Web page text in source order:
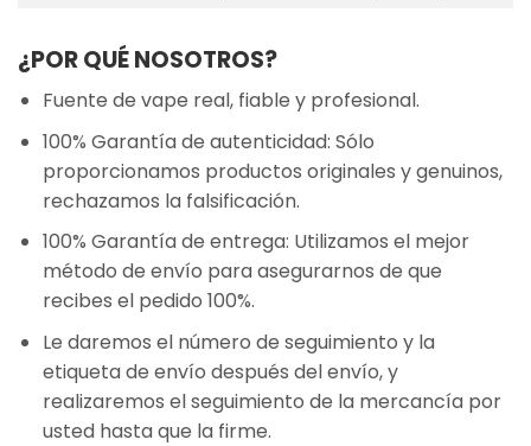
¿POR QUÉ NOSOTROS?
Fuente de vape real, fiable y profesional.
100% Garantía de autenticidad: Sólo
proporcionamos productos originales y genuinos,
rechazamos la falsificación.
100% Garantía de entrega: Utilizamos el mejor
método de envío para asegurarnos de que
recibes el pedido 100%.
Le daremos el número de seguimiento y la
etiqueta de envío después del envío, y
realizaremos el seguimiento de la mercancía por
usted hasta que la firme.